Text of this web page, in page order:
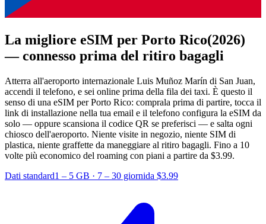
La migliore eSIM per Porto Rico(2026)
— connesso prima del ritiro bagagli
Atterra all'aeroporto internazionale Luis Muñoz Marín di San Juan,
accendi il telefono, e sei online prima della fila dei taxi. È questo il
senso di una eSIM per Porto Rico: comprala prima di partire, tocca il
link di installazione nella tua email e il telefono configura la eSIM da
solo — oppure scansiona il codice QR se preferisci — e salta ogni
chiosco dell'aeroporto. Niente visite in negozio, niente SIM di
plastica, niente graffette da maneggiare al ritiro bagagli. Fino a 10
volte più economico del roaming con piani a partire da $3.99.
Dati standard1 – 5 GB · 7 – 30 giornida $3.99